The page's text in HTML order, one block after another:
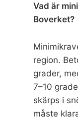
Vad är
Boverket?
region.
grader,
7–10
skärps i
måste